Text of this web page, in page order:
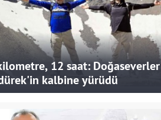
12 saat: Doğaseverler
kalbine yürüdü